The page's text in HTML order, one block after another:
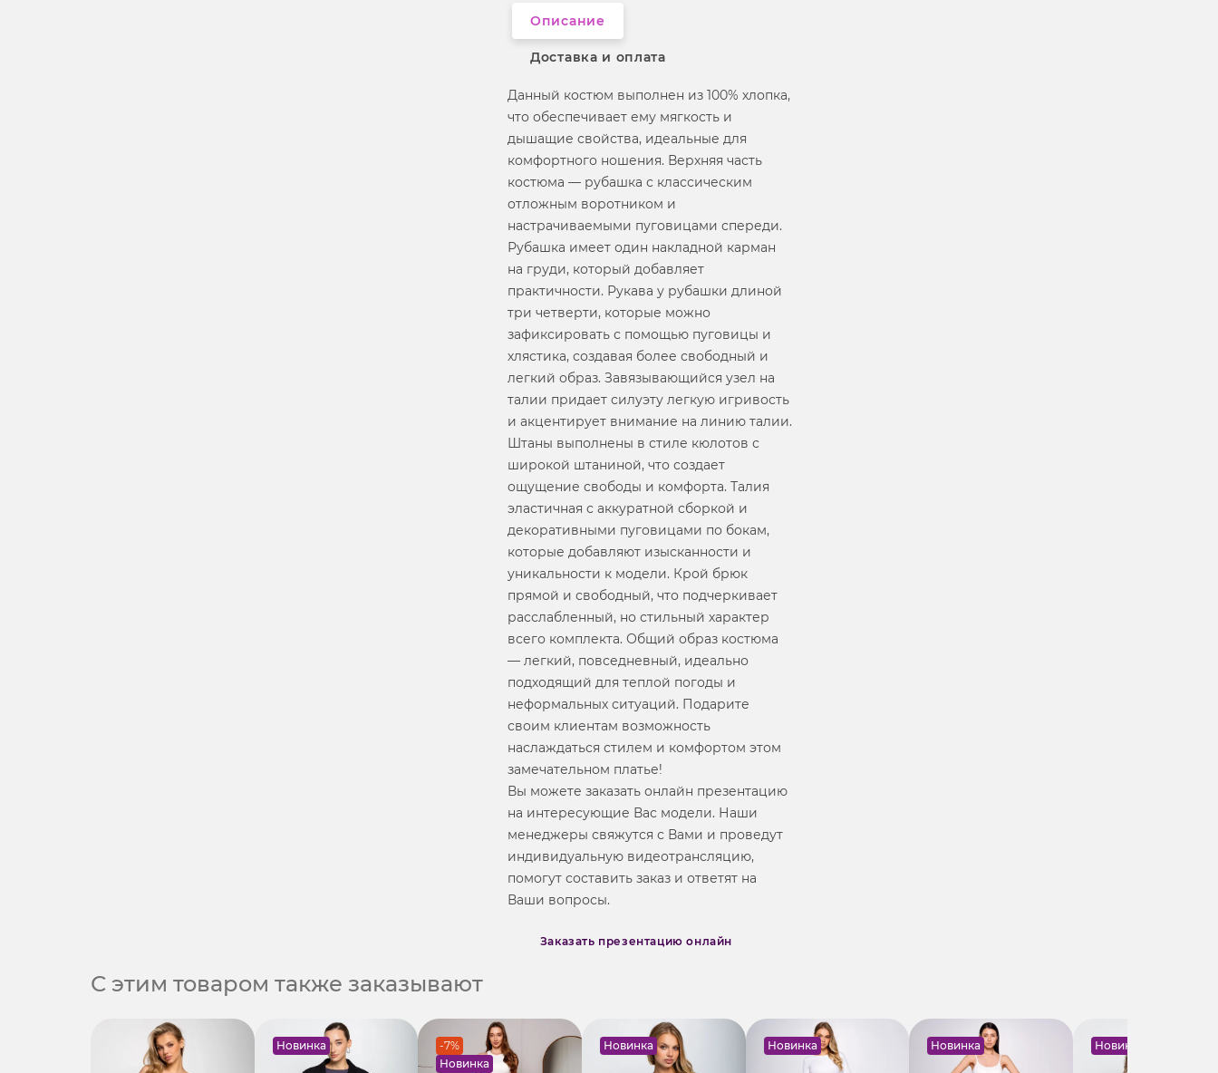
Описание
Доставка и оплата
Данный костюм выполнен из 100% хлопка,
что обеспечивает ему мягкость и
дышащие свойства, идеальные для
комфортного ношения. Верхняя часть
костюма — рубашка с классическим
отложным воротником и
настрачиваемыми пуговицами спереди.
Рубашка имеет один накладной карман
на груди, который добавляет
практичности. Рукава у рубашки длиной
три четверти, которые можно
зафиксировать с помощью пуговицы и
хлястика, создавая более свободный и
легкий образ. Завязывающийся узел на
талии придает силуэту легкую игривость
и акцентирует внимание на линию талии.
Штаны выполнены в стиле кюлотов с
широкой штаниной, что создает
ощущение свободы и комфорта. Талия
эластичная с аккуратной сборкой и
декоративными пуговицами по бокам,
которые добавляют изысканности и
уникальности к модели. Крой брюк
прямой и свободный, что подчеркивает
расслабленный, но стильный характер
всего комплекта. Общий образ костюма
— легкий, повседневный, идеально
подходящий для теплой погоды и
неформальных ситуаций. Подарите
своим клиентам возможность
наслаждаться стилем и комфортом этом
замечательном платье!
Вы можете заказать онлайн презентацию
на интересующие Вас модели. Наши
менеджеры свяжутся с Вами и проведут
индивидуальную видеотрансляцию,
помогут составить заказ и ответят на
Ваши вопросы.
Заказать презентацию онлайн
С этим товаром также заказывают
Новинка
-7%
Новинка
Новинка Новинка Новинка Новинка